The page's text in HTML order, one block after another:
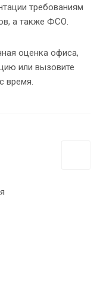
требованиям
а также ФСО.
оценка офиса,
или вызовите
время.